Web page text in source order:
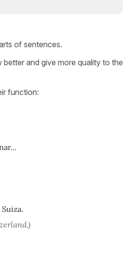
of sentences.
and give more quality to the
function: